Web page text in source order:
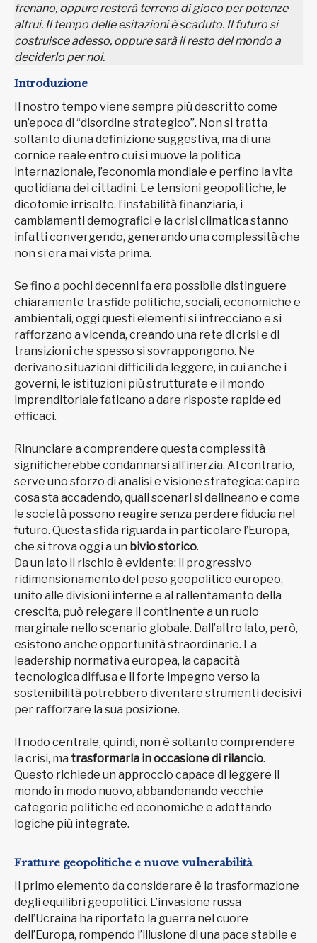
frenano, oppure resterà terreno di gioco per potenze
altrui. Il tempo delle esitazioni è scaduto. Il futuro si
costruisce adesso, oppure sarà il resto del mondo a
deciderlo per noi.
Introduzione
Il nostro tempo viene sempre più descritto come
un’epoca di “disordine strategico”. Non si tratta
soltanto di una definizione suggestiva, ma di una
cornice reale entro cui si muove la politica
internazionale, l’economia mondiale e perfino la vita
quotidiana dei cittadini. Le tensioni geopolitiche, le
dicotomie irrisolte, l’instabilità finanziaria, i
cambiamenti demografici e la crisi climatica stanno
infatti convergendo, generando una complessità che
non si era mai vista prima.
Se fino a pochi decenni fa era possibile distinguere
chiaramente tra sfide politiche, sociali, economiche e
ambientali, oggi questi elementi si intrecciano e si
rafforzano a vicenda, creando una rete di crisi e di
transizioni che spesso si sovrappongono. Ne
derivano situazioni difficili da leggere, in cui anche i
governi, le istituzioni più strutturate e il mondo
imprenditoriale faticano a dare risposte rapide ed
efficaci.
Rinunciare a comprendere questa complessità
significherebbe condannarsi all’inerzia. Al contrario,
serve uno sforzo di analisi e visione strategica: capire
cosa sta accadendo, quali scenari si delineano e come
le società possono reagire senza perdere fiducia nel
futuro. Questa sfida riguarda in particolare l’Europa,
che si trova oggi a un bivio storico.
Da un lato il rischio è evidente: il progressivo
ridimensionamento del peso geopolitico europeo,
unito alle divisioni interne e al rallentamento della
crescita, può relegare il continente a un ruolo
marginale nello scenario globale. Dall’altro lato, però,
esistono anche opportunità straordinarie. La
leadership normativa europea, la capacità
tecnologica diffusa e il forte impegno verso la
sostenibilità potrebbero diventare strumenti decisivi
per rafforzare la sua posizione.
Il nodo centrale, quindi, non è soltanto comprendere
la crisi, ma trasformarla in occasione di rilancio.
Questo richiede un approccio capace di leggere il
mondo in modo nuovo, abbandonando vecchie
categorie politiche ed economiche e adottando
logiche più integrate.
Fratture geopolitiche e nuove vulnerabilità
Il primo elemento da considerare è la trasformazione
degli equilibri geopolitici. L’invasione russa
dell’Ucraina ha riportato la guerra nel cuore
dell’Europa, rompendo l’illusione di una pace stabile e